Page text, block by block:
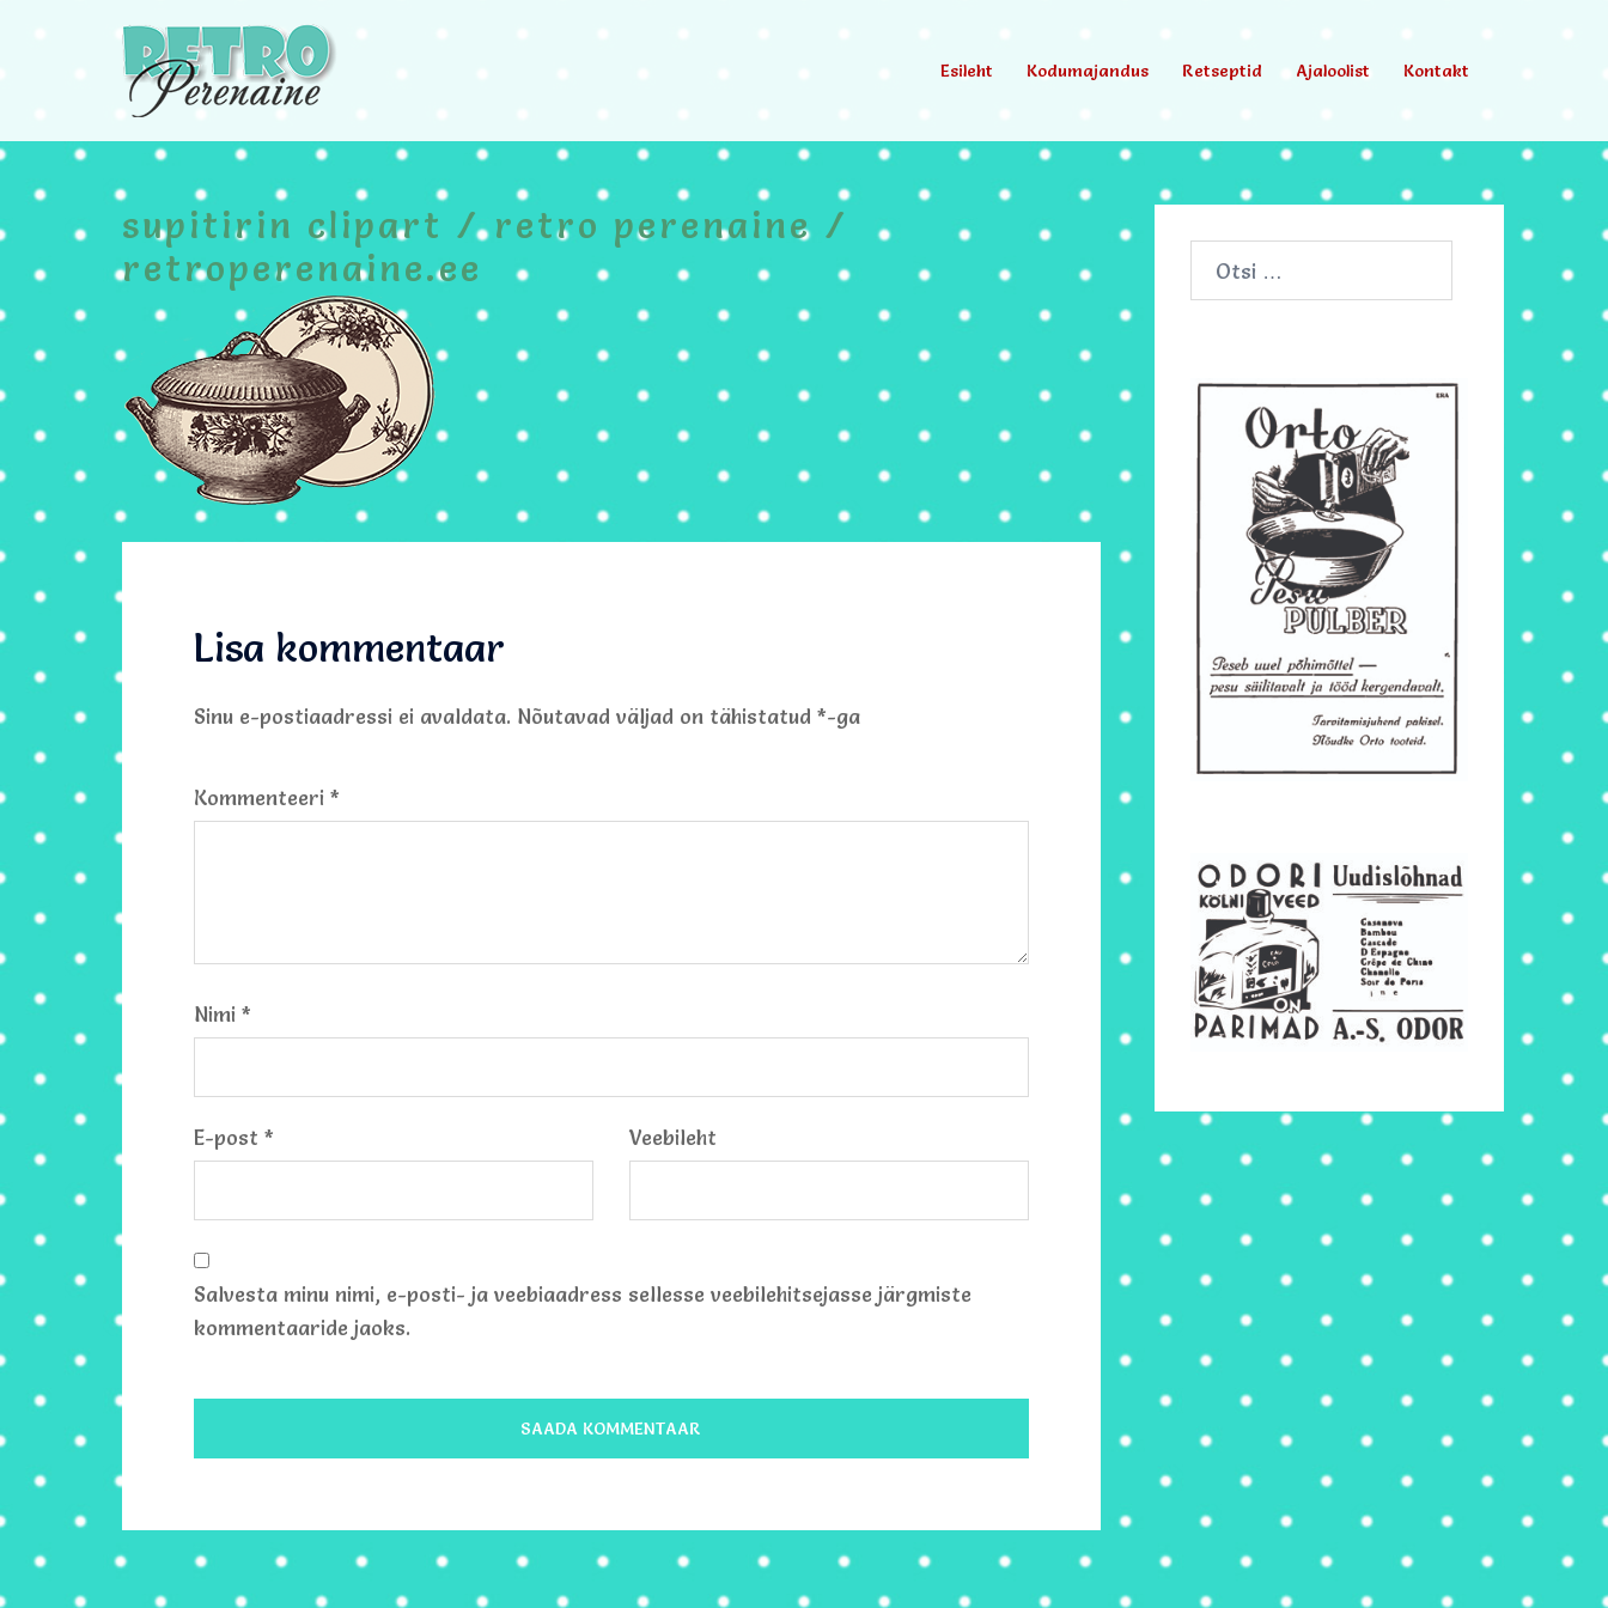
Esileht Kodumajandus Retseptid Ajaloolist Kontakt
supitirin clipart / retro perenaine /
retroperenaine.ee
Lisa kommentaar
Sinu e-postiaadressi ei avaldata. Nõutavad väljad on tähistatud *-ga
Kommenteeri *
Nimi *
E-post * Veebileht
Salvesta minu nimi, e-posti- ja veebiaadress sellesse veebilehitsejasse järgmiste
kommentaaride jaoks.